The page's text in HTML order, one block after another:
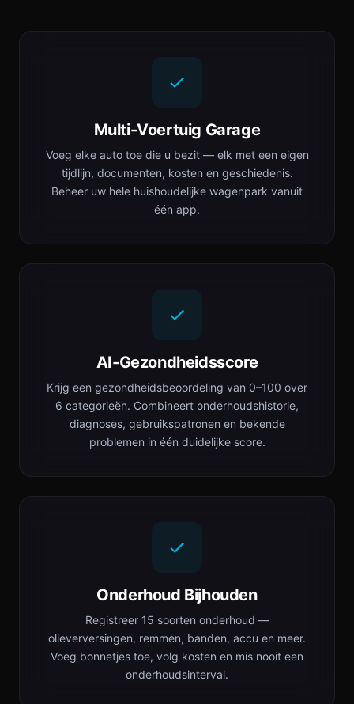
Multi-Voertuig Garage
Voeg elke auto toe die u bezit — elk met een eigen
tijdlijn, documenten, kosten en geschiedenis.
Beheer uw hele huishoudelijke wagenpark vanuit
één app.
AI-Gezondheidsscore
Krijg een gezondheidsbeoordeling van 0–100 over
6 categorieën. Combineert onderhoudshistorie,
diagnoses, gebruikspatronen en bekende
problemen in één duidelijke score.
Onderhoud Bijhouden
Registreer 15 soorten onderhoud —
olieverversingen, remmen, banden, accu en meer.
Voeg bonnetjes toe, volg kosten en mis nooit een
onderhoudsinterval.